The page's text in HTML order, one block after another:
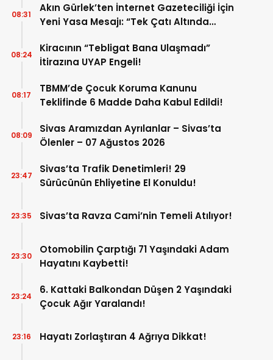
Akın Gürlek’ten İnternet Gazeteciliği İçin
Yeni Yasa Mesajı: “Tek Çatı Altında
08:31
Kiracının “Tebligat Bana Ulaşmadı”
İtirazına UYAP Engeli!
08:24
TBMM’de Çocuk Koruma Kanunu
Teklifinde 6 Madde Daha Kabul Edildi!
08:17
Sivas Aramızdan Ayrılanlar – Sivas’ta
Ölenler – 07 Ağustos 2026
08:09
Sivas’ta Trafik Denetimleri! 29
Sürücünün Ehliyetine El Konuldu!
23:47
Sivas’ta Ravza Cami’nin Temeli Atılıyor!
23:35
Otomobilin Çarptığı 71 Yaşındaki Adam
Hayatını Kaybetti!
23:30
6. Kattaki Balkondan Düşen 2 Yaşındaki
Çocuk Ağır Yaralandı!
23:24
Hayatı Zorlaştıran 4 Ağrıya Dikkat!
23:16